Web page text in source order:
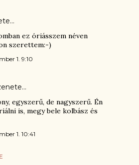
ez óriásszem néven
szerettem:-)
1. 9:10
egyszerű, de nagyszerű. Én
is, megy bele kolbász és
1. 10:41